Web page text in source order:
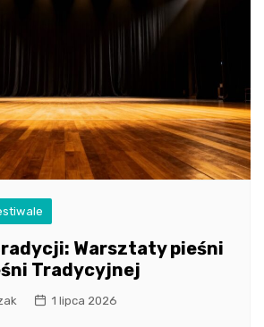
Warsztaty pieśni
Tradycyjnej
1 lipca 2026